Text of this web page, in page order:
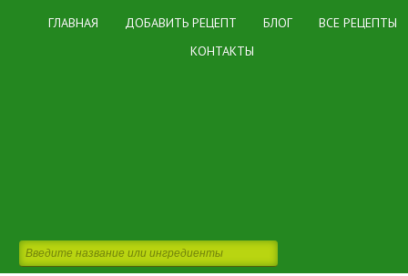
ГЛАВНАЯ ДОБАВИТЬ РЕЦЕПТ БЛОГ
ВСЕ РЕЦЕПТЫ
КОНТАКТЫ